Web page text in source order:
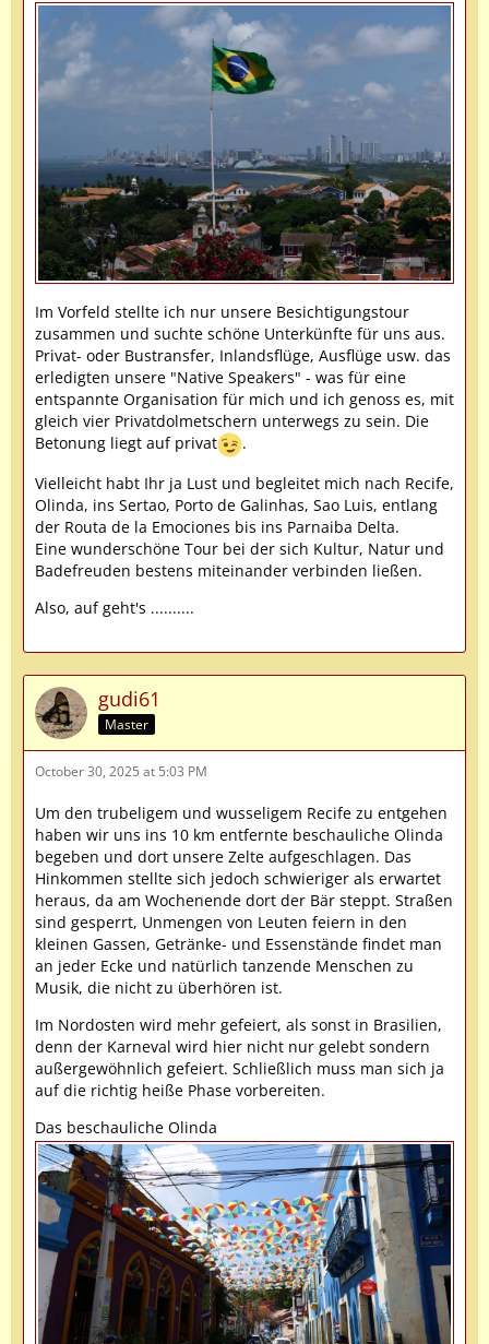
Im Vorfeld stellte ich nur unsere Besichtigungstour
zusammen und suchte schöne Unterkünfte für uns aus.
Privat- oder Bustransfer, Inlandsflüge, Ausflüge usw. das
erledigten unsere "Native Speakers" - was für eine
entspannte Organisation für mich und ich genoss es, mit
gleich vier Privatdolmetschern unterwegs zu sein. Die
Betonung liegt auf privat
.
Vielleicht habt Ihr ja Lust und begleitet mich nach Recife,
Olinda, ins Sertao, Porto de Galinhas, Sao Luis, entlang
der Routa de la Emociones bis ins Parnaiba Delta.
Eine wunderschöne Tour bei der sich Kultur, Natur und
Badefreuden bestens miteinander verbinden ließen.
Also, auf geht's ..........
gudi61
Master
October 30, 2025 at 5:03 PM
Um den trubeligem und wusseligem Recife zu entgehen
haben wir uns ins 10 km entfernte beschauliche Olinda
begeben und dort unsere Zelte aufgeschlagen. Das
Hinkommen stellte sich jedoch schwieriger als erwartet
heraus, da am Wochenende dort der Bär steppt. Straßen
sind gesperrt, Unmengen von Leuten feiern in den
kleinen Gassen, Getränke- und Essenstände findet man
an jeder Ecke und natürlich tanzende Menschen zu
Musik, die nicht zu überhören ist.
Im Nordosten wird mehr gefeiert, als sonst in Brasilien,
denn der Karneval wird hier nicht nur gelebt sondern
außergewöhnlich gefeiert. Schließlich muss man sich ja
auf die richtig heiße Phase vorbereiten.
Das beschauliche Olinda